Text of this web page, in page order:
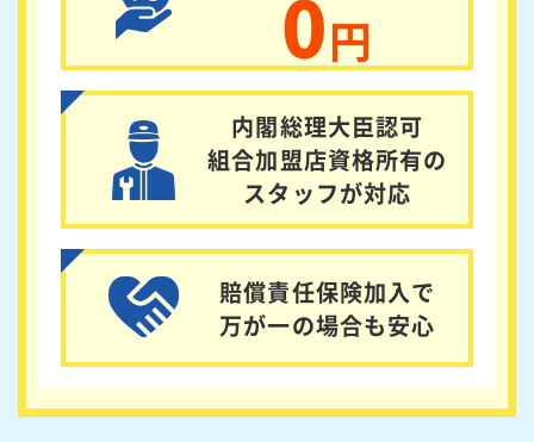
0円
内閣総理大臣認可
組合加盟店資格所有の
スタッフが対応
賠償責任保険加入で
万が一の場合も安心